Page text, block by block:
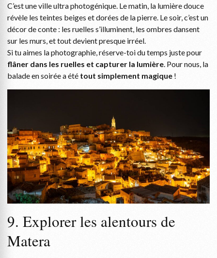
C’est une ville ultra photogénique. Le matin, la lumière douce
révèle les teintes beiges et dorées de la pierre. Le soir, c’est un
décor de conte : les ruelles s’illuminent, les ombres dansent
sur les murs, et tout devient presque irréel.
Si tu aimes la photographie, réserve-toi du temps juste pour
flâner dans les ruelles et capturer la lumière . Pour nous, la
balade en soirée a été tout simplement magique !
9. Explorer les alentours de
Matera